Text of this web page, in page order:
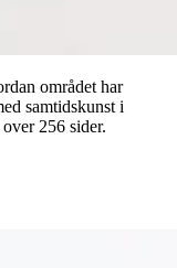
området har
samtidskunst i
256 sider.